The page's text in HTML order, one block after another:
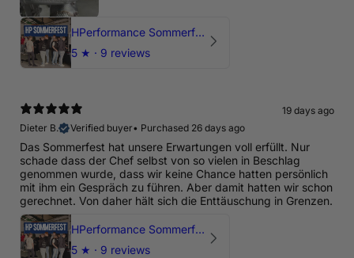
HPerformance Sommerfest 2026
5 ★ · 9 reviews
19 days ago
Dieter B.
Verified buyer• Purchased 26 days ago
Das Sommerfest hat unsere Erwartungen voll erfüllt. Nur
schade dass der Chef selbst von so vielen in Beschlag
genommen wurde, dass wir keine Chance hatten persönlich
mit ihm ein Gespräch zu führen. Aber damit hatten wir schon
gerechnet. Von daher hält sich die Enttäuschung in Grenzen.
HPerformance Sommerfest 2026
5 ★ · 9 reviews